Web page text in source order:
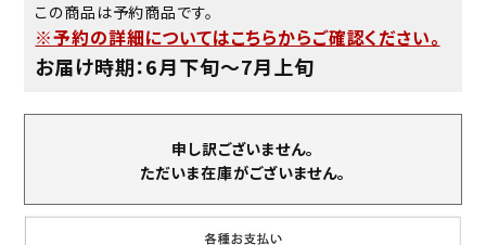
この商品は予約商品です。
※予約の詳細についてはこちらからご確認ください。
お届け時期：6月下旬〜7月上旬
申し訳ございません。
ただいま在庫がございません。